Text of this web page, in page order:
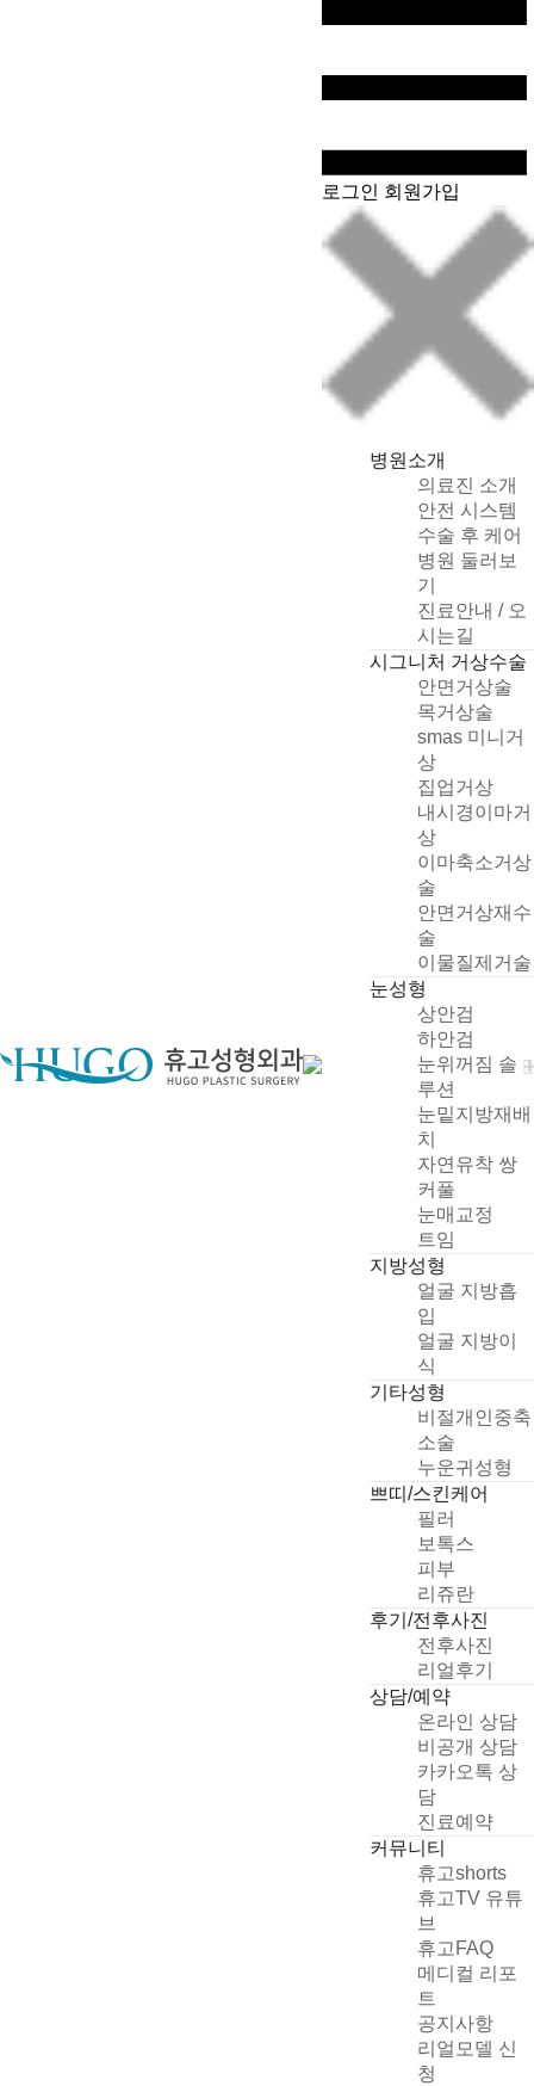
로그인 회원가입
병원소개
의료진 소개
안전 시스템
수술 후 케어
병원 둘러보
기
진료안내 / 오
시는길
시그니처 거상수술
안면거상술
목거상술
smas 미니거
상
집업거상
내시경이마거
상
이마축소거상
술
안면거상재수
술
이물질제거술
눈성형
상안검
하안검
눈위꺼짐 솔
루션
눈밑지방재배
치
자연유착 쌍
커풀
눈매교정
트임
지방성형
얼굴 지방흡
입
얼굴 지방이
식
기타성형
비절개인중축
소술
누운귀성형
쁘띠/스킨케어
필러
보톡스
피부
리쥬란
후기/전후사진
전후사진
리얼후기
상담/예약
온라인 상담
비공개 상담
카카오톡 상
담
진료예약
커뮤니티
휴고shorts
휴고TV 유튜
브
휴고FAQ
메디컬 리포
트
공지사항
리얼모델 신
청